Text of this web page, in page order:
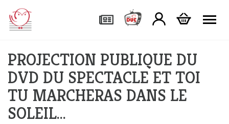
PROJECTION PUBLIQUE DU
DVD DU SPECTACLE ET TOI
TU MARCHERAS DANS LE
SOLEIL…